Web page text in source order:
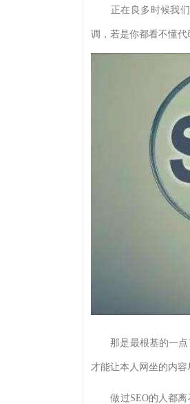
正在良多时候我们
调，若是你都看不懂代
那是最根基的一点了
才能让本人网坐的内
做过SEO的人都离